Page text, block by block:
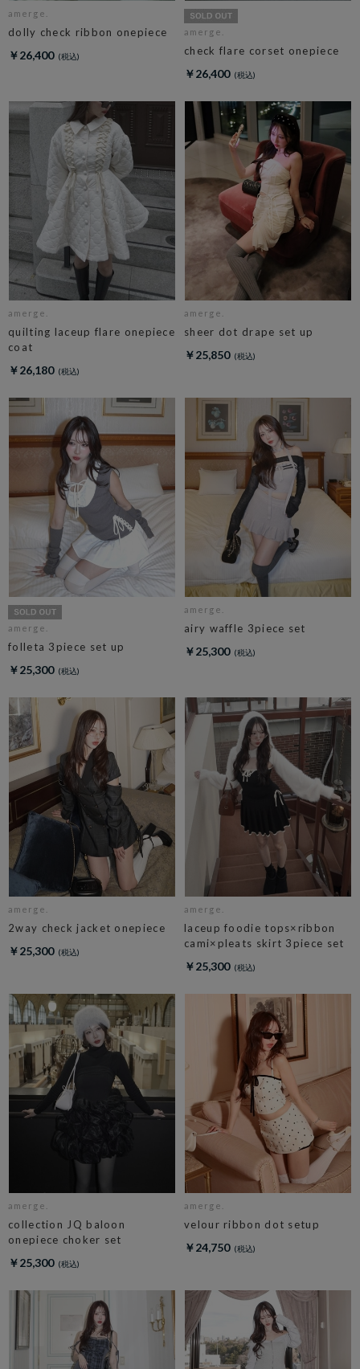
amerge.
dolly check ribbon onepiece
￥26,400
amerge.
check flare corset onepiece
￥26,400
amerge.
quilting laceup flare onepiece
coat
￥26,180
amerge.
sheer dot drape set up
￥25,850
amerge.
folleta 3piece set up
￥25,300
amerge.
airy waffle 3piece set
￥25,300
amerge.
2way check jacket onepiece
￥25,300
amerge.
laceup foodie tops×ribbon
cami×pleats skirt 3piece set
￥25,300
amerge.
collection JQ baloon
onepiece choker set
￥25,300
amerge.
velour ribbon dot setup
￥24,750